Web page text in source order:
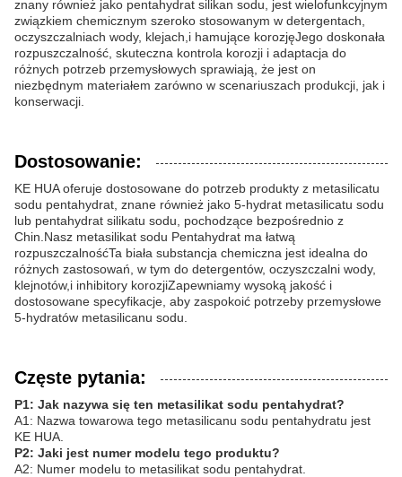
znany również jako pentahydrat silikan sodu, jest wielofunkcyjnym
związkiem chemicznym szeroko stosowanym w detergentach,
oczyszczalniach wody, klejach,i hamujące korozjęJego doskonała
rozpuszczalność, skuteczna kontrola korozji i adaptacja do
różnych potrzeb przemysłowych sprawiają, że jest on
niezbędnym materiałem zarówno w scenariuszach produkcji, jak i
konserwacji.
Dostosowanie:
KE HUA oferuje dostosowane do potrzeb produkty z metasilicatu
sodu pentahydrat, znane również jako 5-hydrat metasilicatu sodu
lub pentahydrat silikatu sodu, pochodzące bezpośrednio z
Chin.Nasz metasilikat sodu Pentahydrat ma łatwą
rozpuszczalnośćTa biała substancja chemiczna jest idealna do
różnych zastosowań, w tym do detergentów, oczyszczalni wody,
klejnotów,i inhibitory korozjiZapewniamy wysoką jakość i
dostosowane specyfikacje, aby zaspokoić potrzeby przemysłowe
5-hydratów metasilicanu sodu.
Częste pytania:
P1: Jak nazywa się ten metasilikat sodu pentahydrat?
A1: Nazwa towarowa tego metasilicanu sodu pentahydratu jest
KE HUA.
P2: Jaki jest numer modelu tego produktu?
A2: Numer modelu to metasilikat sodu pentahydrat.